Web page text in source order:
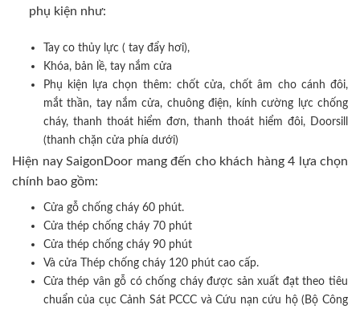
phụ kiện như:
Tay co thủy lực ( tay đẩy hơi),
Khóa, bản lề, tay nắm cửa
Phụ kiện lựa chọn thêm: chốt cửa, chốt âm cho cánh đôi,
mắt thần, tay nắm cửa, chuông điện, kính cường lực chống
cháy, thanh thoát hiểm đơn, thanh thoát hiểm đôi, Doorsill
(thanh chặn cửa phía dưới)
Hiện nay SaigonDoor mang đến cho khách hàng 4 lựa chọn
chính bao gồm:
Cửa gỗ chống cháy 60 phút.
Cửa thép chống cháy 70 phút
Cửa thép chống cháy 90 phút
Và cửa Thép chống cháy 120 phút cao cấp.
Cửa thép vân gỗ có chống cháy được sản xuất đạt theo tiêu
chuẩn của cục Cảnh Sát PCCC và Cứu nạn cứu hộ (Bộ Công